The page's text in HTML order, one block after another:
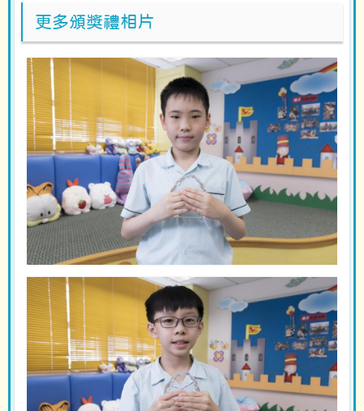
更多頒獎禮相片